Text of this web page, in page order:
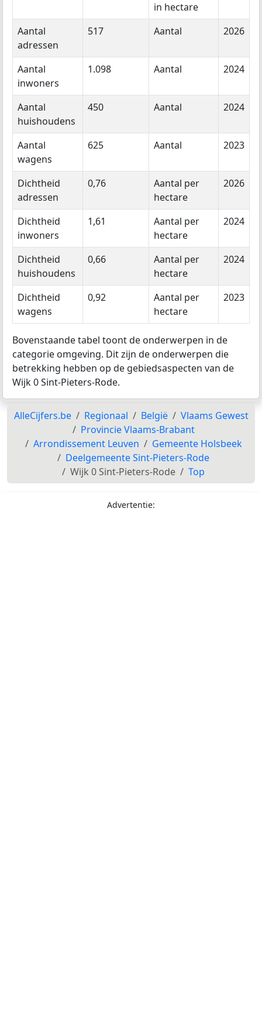
in hectare
Aantal
adressen
517 Aantal 2026
Aantal
inwoners
1.098 Aantal 2024
Aantal
huishoudens
450 Aantal 2024
Aantal
wagens
625 Aantal 2023
Dichtheid
adressen
0,76
Aantal per
hectare
2026
Dichtheid
inwoners
1,61
Aantal per
hectare
2024
Dichtheid
huishoudens
0,66
Aantal per
hectare
2024
Dichtheid
wagens
0,92
Aantal per
hectare
2023
Bovenstaande tabel toont de onderwerpen in de
categorie omgeving. Dit zijn de onderwerpen die
betrekking hebben op de gebiedsaspecten van de
Wijk 0 Sint-Pieters-Rode.
AlleCijfers.be Regionaal België
Vlaams Gewest
Provincie Vlaams-Brabant
Arrondissement Leuven
Gemeente Holsbeek
Deelgemeente Sint-Pieters-Rode
Wijk 0 Sint-Pieters-Rode
Top
Advertentie: